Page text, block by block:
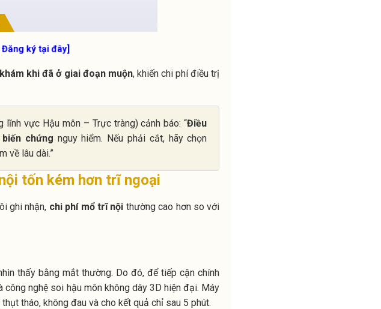
ký tại đây]
khi đã ở giai đoạn muộn, khiến chi phí điều trị
lĩnh vực Hậu môn – Trực tràng) cảnh báo: “Điều
chứng nguy hiểm. Nếu phải cắt, hãy chọn
về lâu dài.”
tốn kém hơn trĩ ngoại
ghi nhận, chi phí mổ trĩ nội thường cao hơn so với
thấy bằng mắt thường. Do đó, để tiếp cận chính
nghệ soi hậu môn không dây 3D hiện đại. Máy
tháo, không đau và cho kết quả chỉ sau 5 phút.